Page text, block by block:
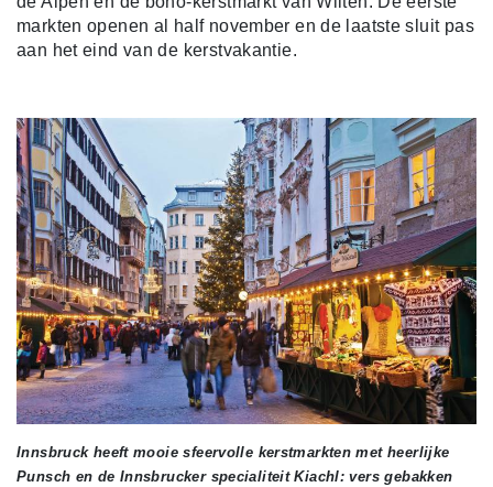
markten openen al half november en de laatste sluit pas
aan het eind van de kerstvakantie.
Innsbruck heeft mooie sfeervolle kerstmarkten met heerlijke
Punsch en de Innsbrucker specialiteit Kiachl: vers gebakken